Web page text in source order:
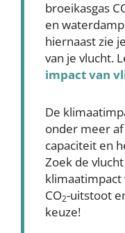
broeikasgas
en
hiernaast zie
van je vlucht.
impact van
De
onder meer
capaciteit en
Zoek de
klimaatimpact
CO2-uitstoot
keuze!